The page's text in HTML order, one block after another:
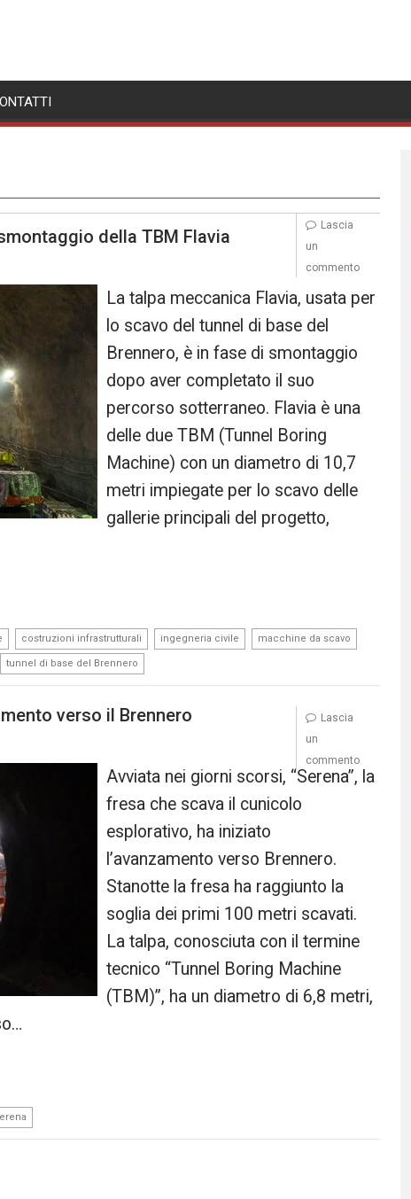
della TBM Flavia
La talpa meccanica Flavia, usata per
lo scavo del tunnel di base del
Brennero, è in fase di smontaggio
dopo aver completato il suo
percorso sotterraneo. Flavia è una
delle due TBM (Tunnel Boring
Machine) con un diametro di 10,7
metri impiegate per lo scavo delle
gallerie principali del progetto,
costruzioni infrastrutturali ingegneria civile macchine da scavo
tunnel di base del Brennero
Lascia
un
commento
verso il Brennero
Avviata nei giorni scorsi, “Serena”, la
fresa che scava il cunicolo
esplorativo, ha iniziato
l’avanzamento verso Brennero.
Stanotte la fresa ha raggiunto la
soglia dei primi 100 metri scavati.
La talpa, conosciuta con il termine
tecnico “Tunnel Boring Machine
(TBM)”, ha un diametro di 6,8 metri,
Lascia
un
commento